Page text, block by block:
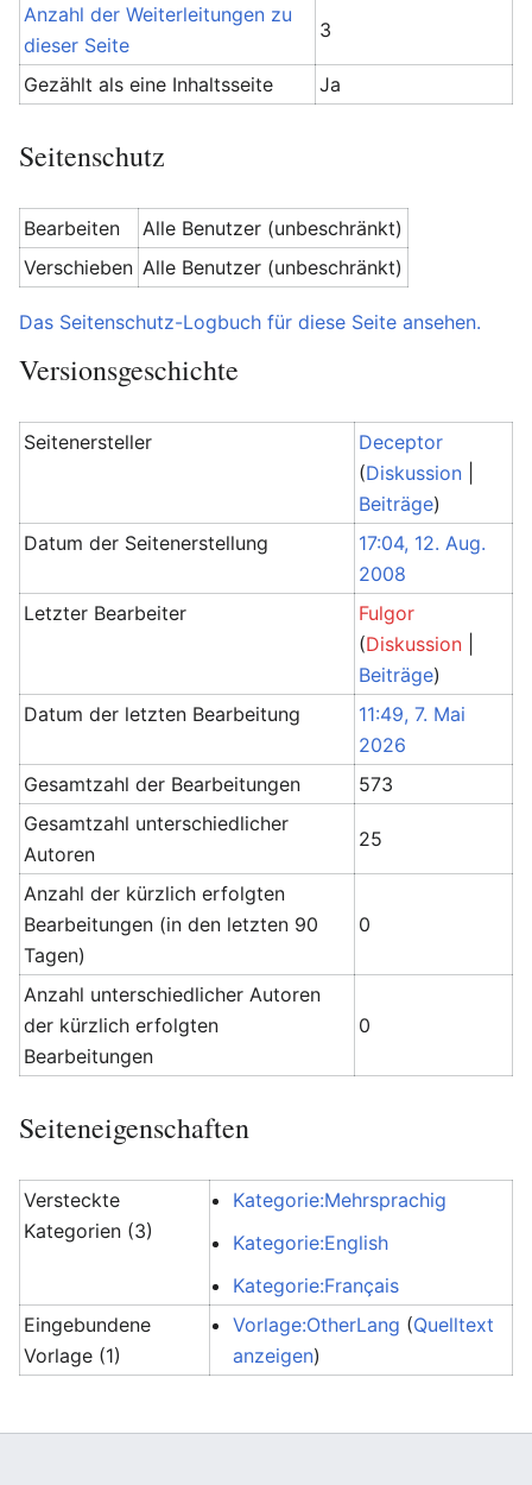
Anzahl der Weiterleitungen zu
dieser Seite
3
Gezählt als eine Inhaltsseite Ja
Seitenschutz
Bearbeiten
Alle Benutzer (unbeschränkt)
Verschieben Alle Benutzer (unbeschränkt)
Das Seitenschutz-Logbuch für diese Seite ansehen.
Versionsgeschichte
Seitenersteller
Deceptor
(Diskussion
Beiträge)
Datum der Seitenerstellung
17:04, 12. Aug.
2008
Letzter Bearbeiter
Fulgor
(Diskussion
Beiträge)
Datum der letzten Bearbeitung
11:49, 7. Mai
2026
Gesamtzahl der Bearbeitungen
573
Gesamtzahl unterschiedlicher
Autoren
25
Anzahl der kürzlich erfolgten
Bearbeitungen (in den letzten 90
Tagen)
0
Anzahl unterschiedlicher Autoren
der kürzlich erfolgten
Bearbeitungen
0
Seiteneigenschaften
Versteckte
Kategorien (3)
Kategorie:Mehrsprachig
Kategorie:English
Kategorie:Français
Eingebundene
Vorlage (1)
Vorlage:OtherLang (Quelltext
anzeigen)